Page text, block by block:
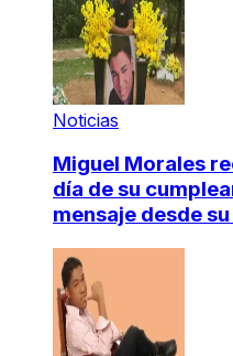
Noticias
Miguel Morales
día de su
mensaje desde